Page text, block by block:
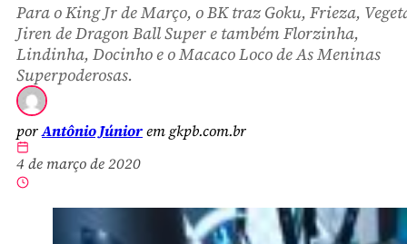
Para o King Jr de Março, o BK traz Goku, Frieza,
Jiren de Dragon Ball Super e também Florzinha,
Lindinha, Docinho e o Macaco Loco de As Meninas
Superpoderosas.
porAntônio Júniorem gkpb.com.br
4 de março de 2020